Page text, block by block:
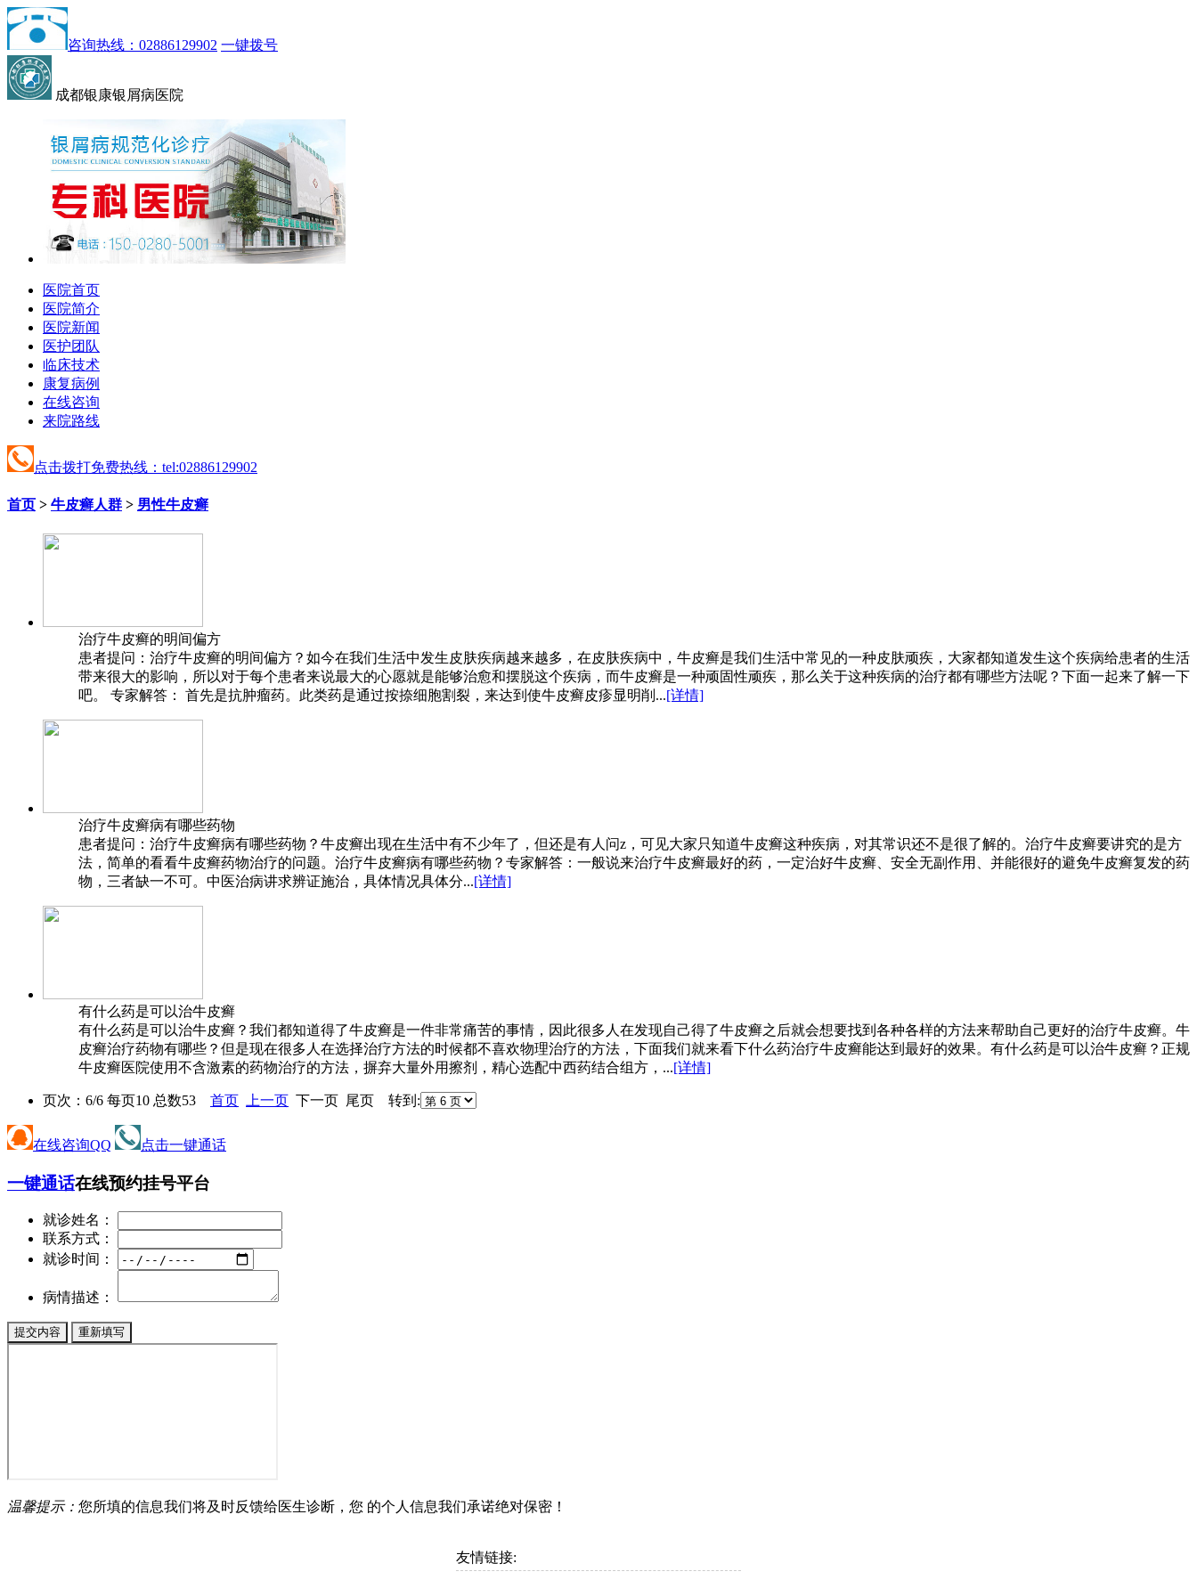
咨询热线：02886129902 一键拨号
成都银康银屑病医院
医院首页
医院简介
医院新闻
医护团队
临床技术
康复病例
在线咨询
来院路线
点击拨打免费热线：tel:02886129902
首页 > 牛皮癣人群 > 男性牛皮癣
治疗牛皮癣的明间偏方
患者提问：治疗牛皮癣的明间偏方？如今在我们生活中发生皮肤疾病越来越多，在皮肤疾病中，牛皮癣是我们生活中常见的一种皮肤顽疾，大家都知道发生这个疾病给患者的生活
带来很大的影响，所以对于每个患者来说最大的心愿就是能够治愈和摆脱这个疾病，而牛皮癣是一种顽固性顽疾，那么关于这种疾病的治疗都有哪些方法呢？下面一起来了解一下
吧。 专家解答： 首先是抗肿瘤药。此类药是通过按捺细胞割裂，来达到使牛皮癣皮疹显明削...[详情]
治疗牛皮癣病有哪些药物
患者提问：治疗牛皮癣病有哪些药物？牛皮癣出现在生活中有不少年了，但还是有人问z，可见大家只知道牛皮癣这种疾病，对其常识还不是很了解的。治疗牛皮癣要讲究的是方
法，简单的看看牛皮癣药物治疗的问题。治疗牛皮癣病有哪些药物？专家解答：一般说来治疗牛皮癣最好的药，一定治好牛皮癣、安全无副作用、并能很好的避免牛皮癣复发的药
物，三者缺一不可。中医治病讲求辨证施治，具体情况具体分...[详情]
有什么药是可以治牛皮癣
有什么药是可以治牛皮癣？我们都知道得了牛皮癣是一件非常痛苦的事情，因此很多人在发现自己得了牛皮癣之后就会想要找到各种各样的方法来帮助自己更好的治疗牛皮癣。牛
皮癣治疗药物有哪些？但是现在很多人在选择治疗方法的时候都不喜欢物理治疗的方法，下面我们就来看下什么药治疗牛皮癣能达到最好的效果。有什么药是可以治牛皮癣？正规
牛皮癣医院使用不含激素的药物治疗的方法，摒弃大量外用擦剂，精心选配中西药结合组方，...[详情]
页次：6/6 每页10 总数53 首页 上一页 下一页 尾页 转到:
在线咨询QQ 点击一键通话
一键通话在线预约挂号平台
就诊姓名：
联系方式：
就诊时间：
病情描述：
温馨提示： 您所填的信息我们将及时反馈给医生诊断，您 的个人信息我们承诺绝对保密！
友情链接: